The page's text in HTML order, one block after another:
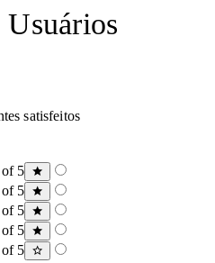
satisfeitos
5
5
5
5
5